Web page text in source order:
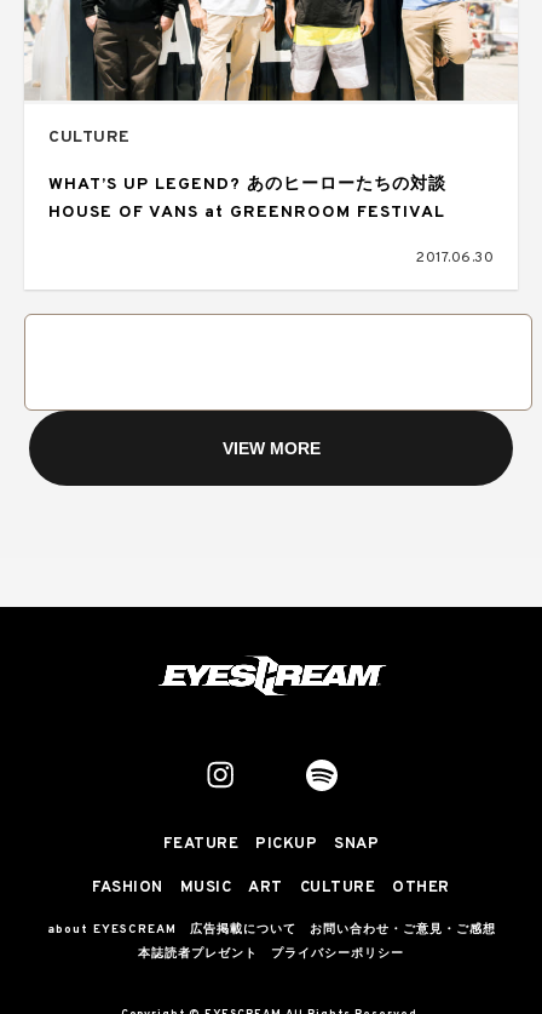
CULTURE
WHAT’S UP LEGEND? あのヒーローたちの対談
HOUSE OF VANS at GREENROOM FESTIVAL
2017.06.30
VIEW MORE
FEATURE PICKUP SNAP
FASHION MUSIC ART CULTURE OTHER
about EYESCREAM 広告掲載について
お問い合わせ・ご意見・ご感想
本誌読者プレゼント
プライバシーポリシー